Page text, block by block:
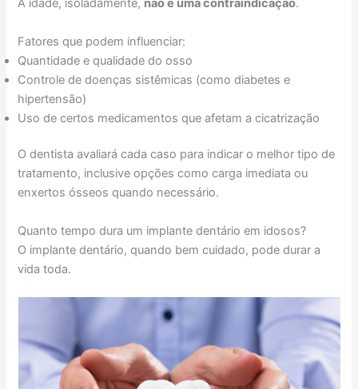
A idade, isoladamente, não é uma contraindicação.
Fatores que podem influenciar:
Quantidade e qualidade do osso
Controle de doenças sistêmicas (como diabetes e
hipertensão)
Uso de certos medicamentos que afetam a cicatrização
O dentista avaliará cada caso para indicar o melhor tipo de
tratamento, inclusive opções como carga imediata ou
enxertos ósseos quando necessário.
Quanto tempo dura um implante dentário em idosos?
O implante dentário, quando bem cuidado, pode durar a
vida toda.